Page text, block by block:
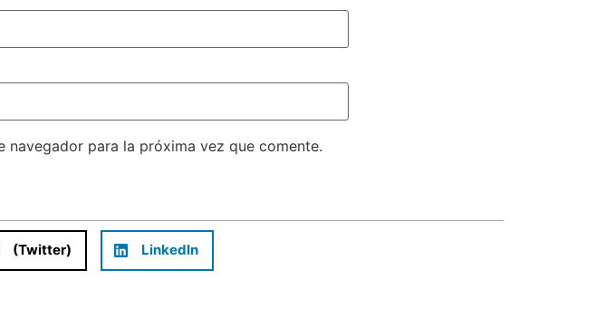
para la próxima vez que comente.
(Twitter) LinkedIn